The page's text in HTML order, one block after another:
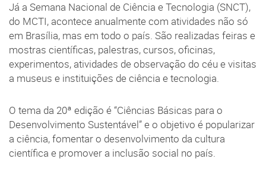
Já a Semana Nacional de Ciência e Tecnologia (SNCT),
do MCTI, acontece anualmente com atividades não só
em Brasília, mas em todo o país. São realizadas feiras e
mostras científicas, palestras, cursos, oficinas,
experimentos, atividades de observação do céu e visitas
a museus e instituições de ciência e tecnologia.
O tema da 20ª edição é “Ciências Básicas para o
Desenvolvimento Sustentável” e o objetivo é popularizar
a ciência, fomentar o desenvolvimento da cultura
científica e promover a inclusão social no país.